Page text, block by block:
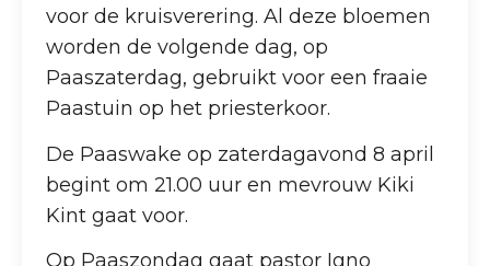
voor de kruisverering. Al deze bloemen
worden de volgende dag, op
Paaszaterdag, gebruikt voor een fraaie
Paastuin op het priesterkoor.
De Paaswake op zaterdagavond 8 april
begint om 21.00 uur en mevrouw Kiki
Kint gaat voor.
Op Paaszondag gaat pastor Igno